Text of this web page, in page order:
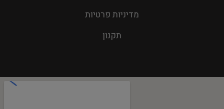
מדיניות פרטיות
תקנון